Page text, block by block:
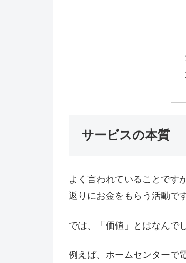
サービスの本質
よく言われていることです
返りにお金をもらう活動です
では、「価値」とはなんで
例えば、ホームセンターで